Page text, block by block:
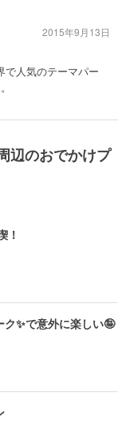
で人気のテーマパー
2015年9月13日
辺のおでかけプ
！
✨で意外に楽しい🤪